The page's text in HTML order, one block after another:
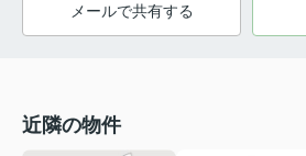
メールで共有する
近隣の物件